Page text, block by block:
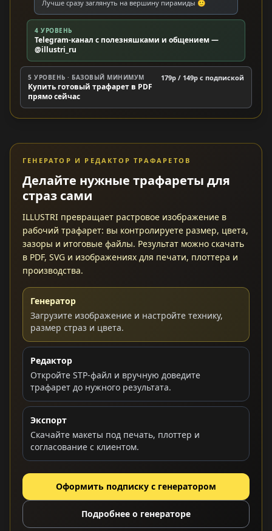
Лучше сразу заглянуть на вершину пирамиды 🙂
4 УРОВЕНЬ
Telegram-канал с полезняшками и общением —
@illustri_ru
5 УРОВЕНЬ · БАЗОВЫЙ МИНИМУМ
Купить готовый трафарет в PDF
прямо сейчас
179р / 149р c подпиской
ГЕНЕРАТОР И РЕДАКТОР ТРАФАРЕТОВ
Делайте нужные трафареты для
страз сами
ILLUSTRI превращает растровое изображение в
рабочий трафарет: вы контролируете размер, цвета,
зазоры и итоговые файлы. Результат можно скачать
в PDF, SVG и изображениях для печати, плоттера и
производства.
Генератор
Загрузите изображение и настройте технику,
размер страз и цвета.
Редактор
Откройте STP-файл и вручную доведите
трафарет до нужного результата.
Экспорт
Скачайте макеты под печать, плоттер и
согласование с клиентом.
Оформить подписку с генератором
Подробнее о генераторе